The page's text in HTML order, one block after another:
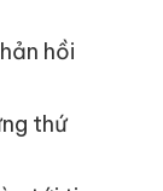
hồi
thứ